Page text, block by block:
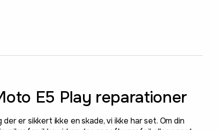
E5 Play reparationer
er sikkert ikke en skade, vi ikke har set. Om din